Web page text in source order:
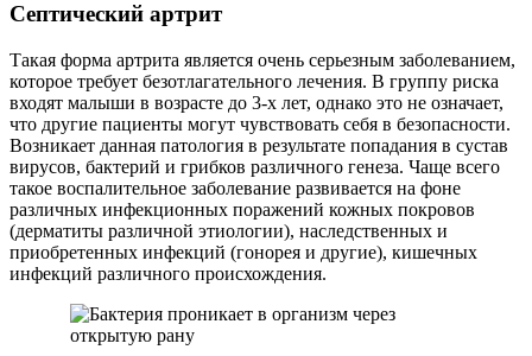
Септический артрит
Такая форма артрита является очень серьезным заболеванием,
которое требует безотлагательного лечения. В группу риска
входят малыши в возрасте до 3-х лет, однако это не означает,
что другие пациенты могут чувствовать себя в безопасности.
Возникает данная патология в результате попадания в сустав
вирусов, бактерий и грибков различного генеза. Чаще всего
такое воспалительное заболевание развивается на фоне
различных инфекционных поражений кожных покровов
(дерматиты различной этиологии), наследственных и
приобретенных инфекций (гонорея и другие), кишечных
инфекций различного происхождения.